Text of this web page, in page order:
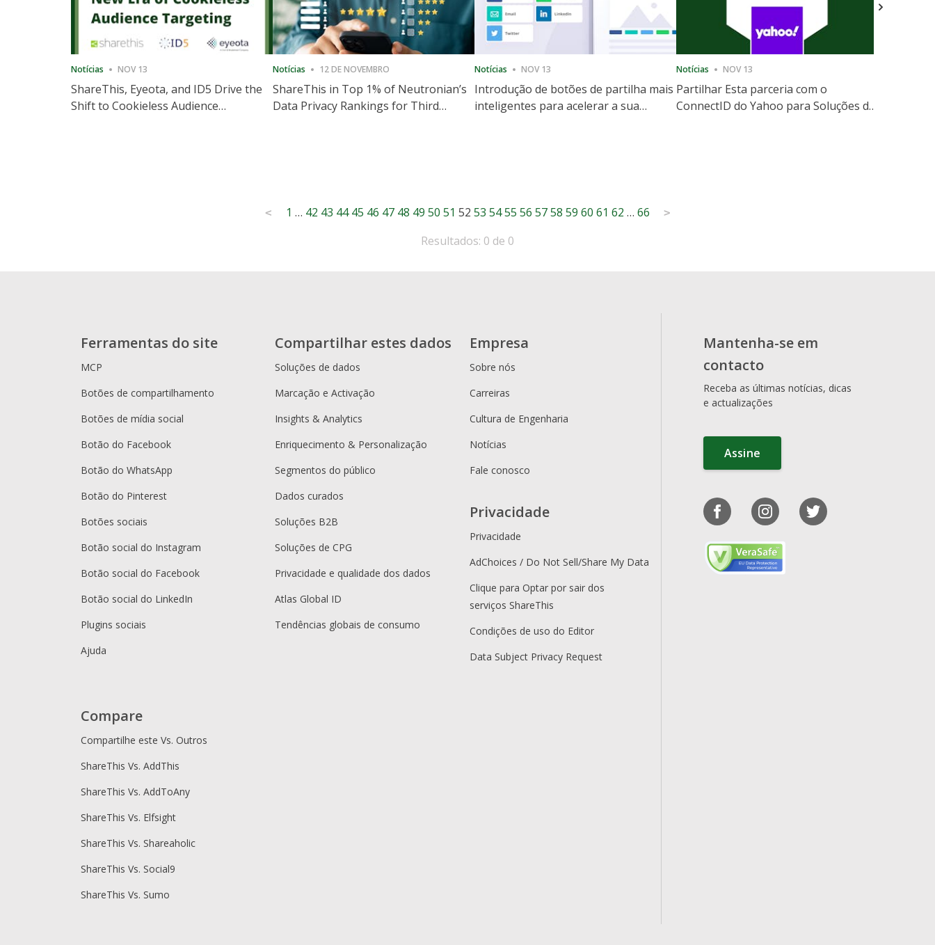
Notícias NOV 13
ShareThis, Eyeota, and ID5 Drive the
Shift to Cookieless Audience
Notícias 12 DE NOVEMBRO
ShareThis in Top 1% of Neutronian’s
Data Privacy Rankings for Third
Notícias NOV 13
Introdução de botões de partilha mais
inteligentes para acelerar a sua
Notícias NOV 13
Partilhar Esta parceria com o
ConnectID do Yahoo para Soluções de
< 1 … 42 43 44 45 46 47 48 49 50 51 52 53 54 55 56 57 58 59 60 61 62 … 66 >
Resultados: 0 de 0
Ferramentas do site
MCP
Botões de compartilhamento
Botões de mídia social
Botão do Facebook
Botão do WhatsApp
Botão do Pinterest
Botões sociais
Botão social do Instagram
Botão social do Facebook
Botão social do LinkedIn
Plugins sociais
Ajuda
Compartilhar estes dados
Soluções de dados
Marcação e Activação
Insights & Analytics
Enriquecimento & Personalização
Segmentos do público
Dados curados
Soluções B2B
Soluções de CPG
Privacidade e qualidade dos dados
Atlas Global ID
Tendências globais de consumo
Empresa
Sobre nós
Carreiras
Cultura de Engenharia
Notícias
Fale conosco
Privacidade
Privacidade
AdChoices / Do Not Sell/Share My Data
Clique para Optar por sair dos
serviços ShareThis
Condições de uso do Editor
Data Subject Privacy Request
Compare
Compartilhe este Vs. Outros
ShareThis Vs. AddThis
ShareThis Vs. AddToAny
ShareThis Vs. Elfsight
ShareThis Vs. Shareaholic
ShareThis Vs. Social9
ShareThis Vs. Sumo
Mantenha-se em
contacto
Receba as últimas notícias, dicas
e actualizações
Assine